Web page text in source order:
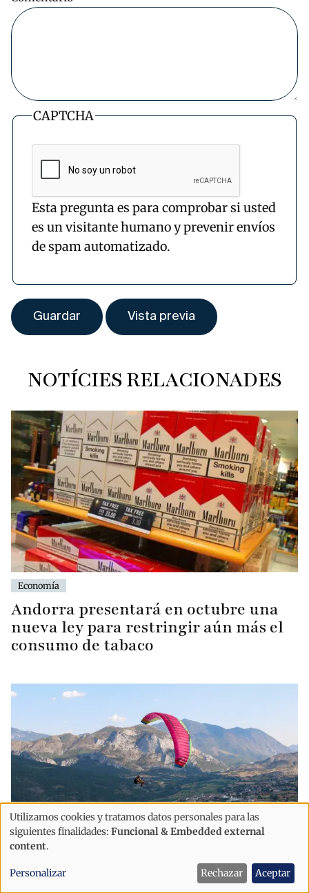
CAPTCHA
Esta pregunta es para comprobar si usted
es un visitante humano y prevenir envíos
de spam automatizado.
NOTÍCIES RELACIONADES
Economía
Andorra presentará en octubre una
nueva ley para restringir aún más el
consumo de tabaco
Aeroports de Catalunya prueba un
Uso
de
datos
personales
Utilizamos cookies y tratamos datos personales para las
siguientes finalidades: Funcional & Embedded external
content.
Personalizar Rechazar Aceptar